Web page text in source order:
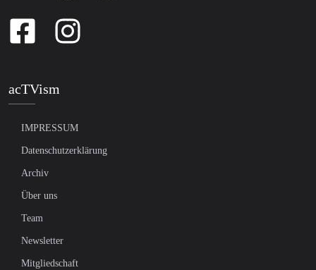
acTVism
IMPRESSUM
Datenschutzerklärung
Archiv
Über uns
Team
Newsletter
Mitgliedschaft